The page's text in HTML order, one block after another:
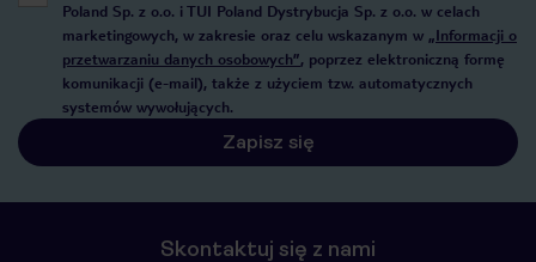
Poland Sp. z o.o. i TUI Poland Dystrybucja Sp. z o.o. w celach
marketingowych, w zakresie oraz celu wskazanym w „Informacji o
przetwarzaniu danych osobowych”, poprzez elektroniczną formę
komunikacji (e-mail), także z użyciem tzw. automatycznych
systemów wywołujących.
Zapisz się
Skontaktuj się z nami